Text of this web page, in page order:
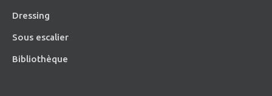
Dressing
Sous escalier
Bibliothèque